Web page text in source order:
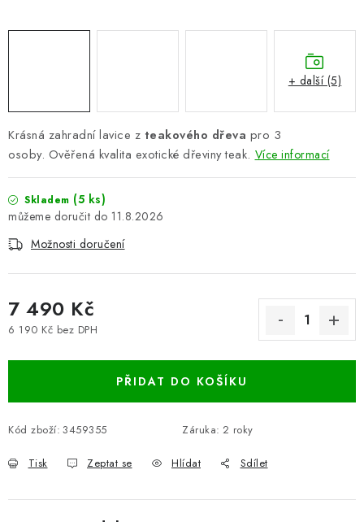
NOVINKY
Nákup na splátky ESSOX
Krásná zahradní lavice z teakového dřeva pro 3
osoby. Ověřená kvalita exotické dřeviny teak. Více informací
Skladem (5 ks)
11.8.2026
Možnosti doručení
7 490 Kč
6 190 Kč bez DPH
PŘIDAT DO KOŠÍKU
Kód zboží: 3459355 Záruka: 2 roky
Tisk Zeptat se Hlídat Sdílet
+ další (5)